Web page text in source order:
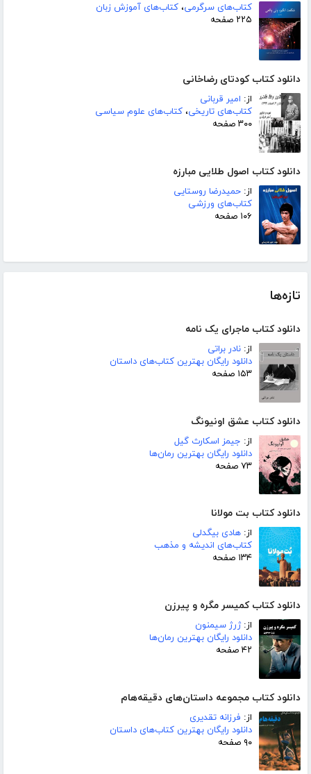
کتاب‌های سرگرمی، کتاب‌های آموزش زبان
۲۲۵ صفحه
دانلود کتاب کودتای رضاخانی
از: امیر قربانی
کتاب‌های تاریخی، کتاب‌های علوم سیاسی
۳۰۰ صفحه
دانلود کتاب اصول طلایی مبارزه
از: حمیدرضا روستایی
کتاب‌های ورزشی
۱۰۶ صفحه
تازه‌ها
دانلود کتاب ماجرای یک نامه
از: نادر براتی
دانلود رایگان بهترین کتاب‌های داستان
۱۵۳ صفحه
دانلود کتاب عشق اونیونگ
از: جیمز اسکارث گیل
دانلود رایگان بهترین رمان‌ها
۷۳ صفحه
دانلود کتاب بت مولانا
از: هادی بیگدلی
کتاب‌های اندیشه و مذهب
۱۳۴ صفحه
دانلود کتاب کمیسر مگره و پیرزن
از:ژرژ سیمنون
دانلود رایگان بهترین رمان‌ها
۴۲ صفحه
دانلود کتاب مجموعه داستان‌های دقیقه‌هام
از: فرزانه تقدیری
دانلود رایگان بهترین کتاب‌های داستان
۹۰ صفحه